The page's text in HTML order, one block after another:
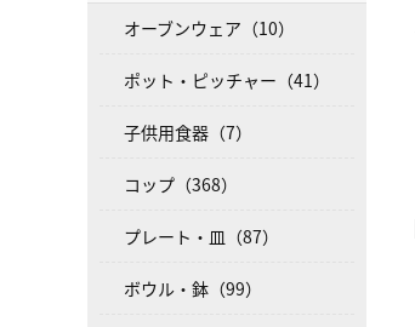
オーブンウェア（10）
ポット・ピッチャー（41）
子供用食器（7）
コップ（368）
プレート・皿（87）
ボウル・鉢（99）